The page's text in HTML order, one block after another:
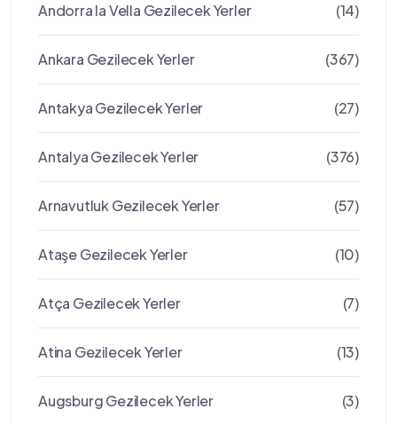
Andorra la Vella Gezilecek Yerler (14)
Ankara Gezilecek Yerler (367)
Antakya Gezilecek Yerler (27)
Antalya Gezilecek Yerler (376)
Arnavutluk Gezilecek Yerler (57)
Ataşe Gezilecek Yerler (10)
Atça Gezilecek Yerler (7)
Atina Gezilecek Yerler (13)
Augsburg Gezilecek Yerler (3)